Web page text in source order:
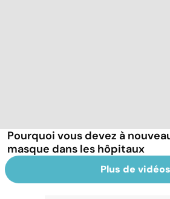
Pourquoi vous devez à
masque dans les hôpitaux
Plus de vidéos